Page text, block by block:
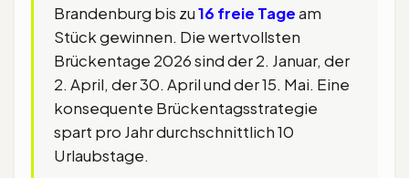
Brandenburg bis zu16 freie Tageam
Stück gewinnen. Die wertvollsten
Brückentage 2026 sind der 2. Januar, der
2. April, der 30. April und der 15. Mai. Eine
konsequente Brückentagsstrategie
spart pro Jahr durchschnittlich 10
Urlaubstage.